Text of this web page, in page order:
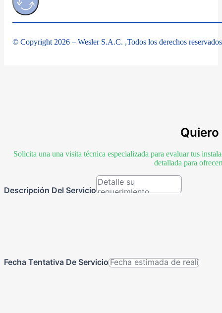
© Copyright 2026 – Wesler S.A.C. ,Todos los derechos
Solicita una una visita técnica especializada para evaluar tus
detallada para
Descripción Del Servicio
Fecha Tentativa De Servicio